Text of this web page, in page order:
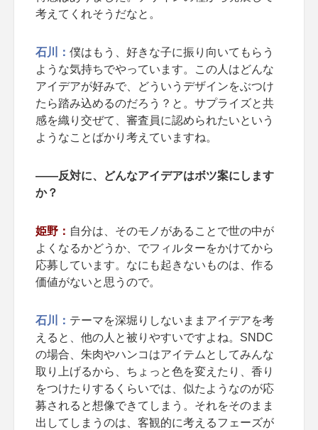
考えてくれそうだなと。
石川： 僕はもう、好きな子に振り向いてもらう
ような気持ちでやっています。この人はどんな
アイデアが好みで、どういうデザインをぶつけ
たら踏み込めるのだろう？と。サプライズと共
感を織り交ぜて、審査員に認められたいという
ようなことばかり考えていますね。
――反対に、どんなアイデアはボツ案にします
か？
姫野： 自分は、そのモノがあることで世の中が
よくなるかどうか、でフィルターをかけてから
応募しています。なにも起きないものは、作る
価値がないと思うので。
石川： テーマを深堀りしないままアイデアを考
えると、他の人と被りやすいですよね。SNDC
の場合、朱肉やハンコはアイテムとしてみんな
取り上げるから、ちょっと色を変えたり、香り
をつけたりするくらいでは、似たようなのが応
募されると想像できてしまう。それをそのまま
出してしまうのは、客観的に考えるフェーズが